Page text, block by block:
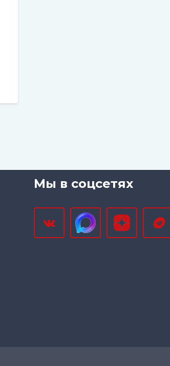
Мы в соцсетях